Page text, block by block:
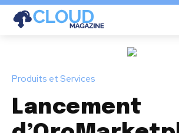
Produits et Services
Lancement